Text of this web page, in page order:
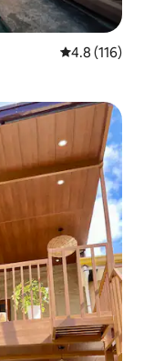
평점 4.8점(5
4.8 (116)